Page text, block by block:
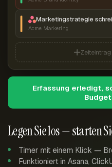
Legen Sie los — starten
Timer mit einem Klick —
Funktioniert in Asana,
Marketingstrategie
Acme Marketing
Erfassung erledigt,